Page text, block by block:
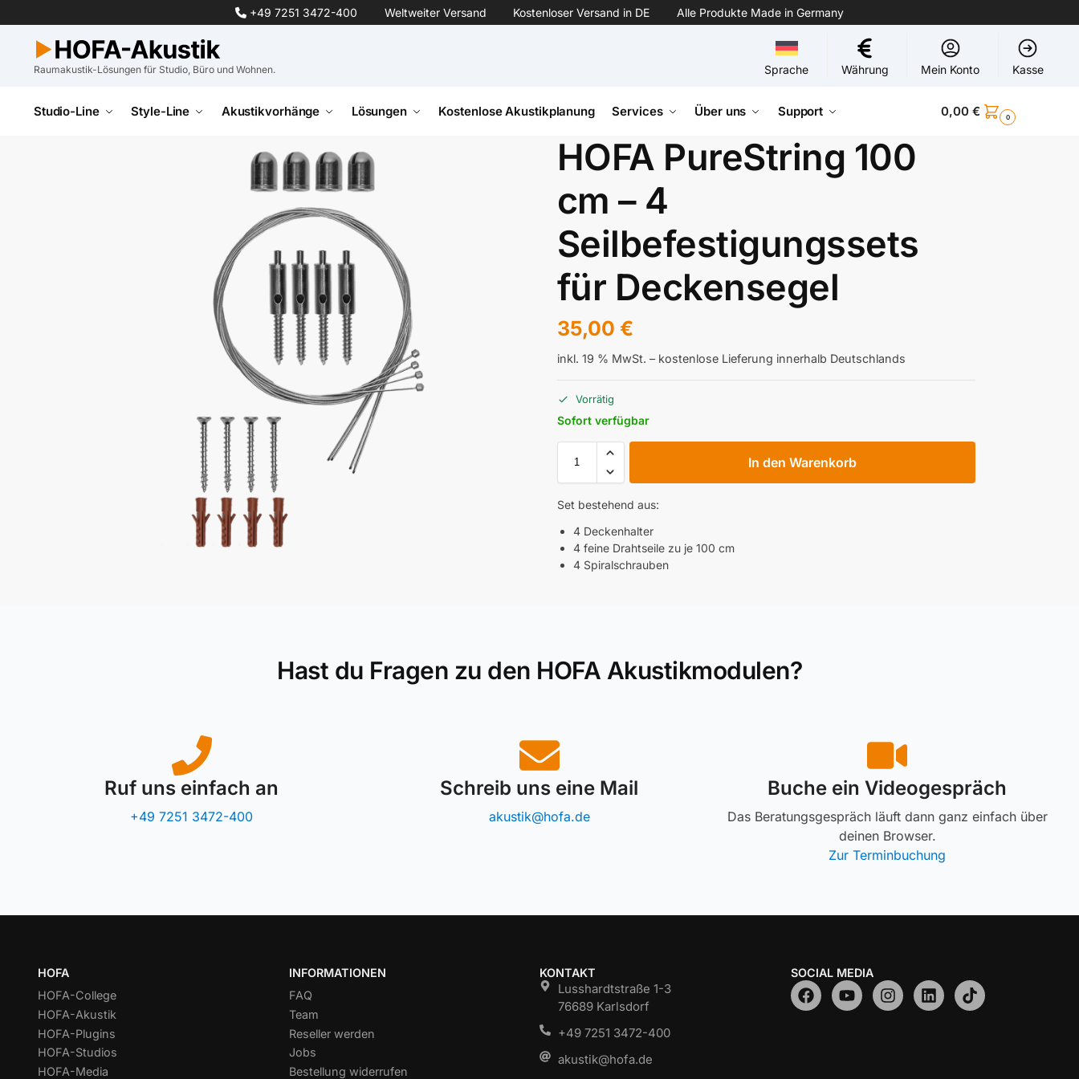
+49 7251 3472-400 Weltweiter Versand Kostenloser Versand in DE Alle Produkte Made in Germany
Raumakustik-Lösungen für Studio, Büro und Wohnen. Sprache Währung Mein Konto Kasse
Studio-Line Style-Line Akustikvorhänge Lösungen Kostenlose Akustikplanung Services Über uns Support 0,00 € 0
HOFA PureString 100
cm – 4
Seilbefestigungssets
für Deckensegel
35,00 €
inkl. 19 % MwSt. – kostenlose Lieferung innerhalb Deutschlands
Vorrätig
Sofort verfügbar
In den Warenkorb
Set bestehend aus:
4 Deckenhalter
4 feine Drahtseile zu je 100 cm
4 Spiralschrauben
Hast du Fragen zu den HOFA Akustikmodulen?
Ruf uns einfach an
+49 7251 3472-400
Schreib uns eine Mail
akustik@hofa.de
Buche ein Videogespräch
Das Beratungsgespräch läuft dann ganz einfach über
deinen Browser.
Zur Terminbuchung
HOFA
HOFA-College
HOFA-Akustik
HOFA-Plugins
HOFA-Studios
HOFA-Media
INFORMATIONEN
FAQ
Team
Reseller werden
Jobs
Bestellung widerrufen
KONTAKT
Lusshardtstraße 1-3
76689 Karlsdorf
+49 7251 3472-400
akustik@hofa.de
SOCIAL MEDIA